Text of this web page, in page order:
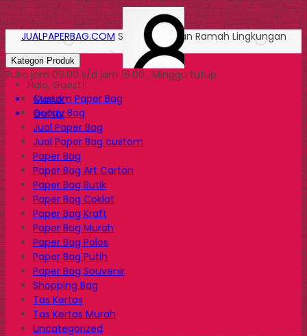
Halo, Guest!
Masuk
Daftar
JUALPAPERBAG.COM Solusi Kemasan Ramah Lingkungan
Kategori Produk
Buka jam 09.00 s/d jam 16.00 , Minggu tutup
Custom Paper Bag
Goody Bag
Jual Paper Bag
Jual Paper Bag custom
Paper Bag
Paper Bag Art Carton
Paper Bag Butik
Paper Bag Coklat
Paper Bag Kraft
Paper Bag Murah
Paper Bag Polos
Paper Bag Putih
Paper Bag Souvenir
Shopping Bag
Tas Kertas
Tas Kertas Murah
Uncategorized